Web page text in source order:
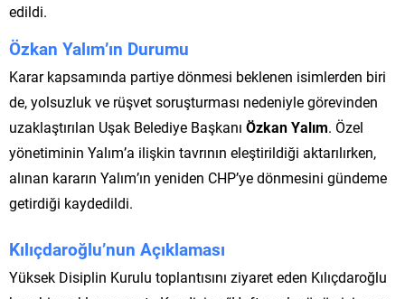
edildi.
Özkan Yalım’ın Durumu
Karar kapsamında partiye dönmesi beklenen isimlerden biri
de, yolsuzluk ve rüşvet soruşturması nedeniyle görevinden
uzaklaştırılan Uşak Belediye Başkanı Özkan Yalım. Özel
yönetiminin Yalım’a ilişkin tavrının eleştirildiği aktarılırken,
alınan kararın Yalım’ın yeniden CHP’ye dönmesini gündeme
getirdiği kaydedildi.
Kılıçdaroğlu’nun Açıklaması
Yüksek Disiplin Kurulu toplantısını ziyaret eden Kılıçdaroğlu